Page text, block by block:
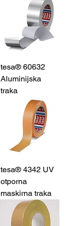
tesa® 60632
Aluminijska
traka
tesa® 4342 UV
otporna
maskirna traka